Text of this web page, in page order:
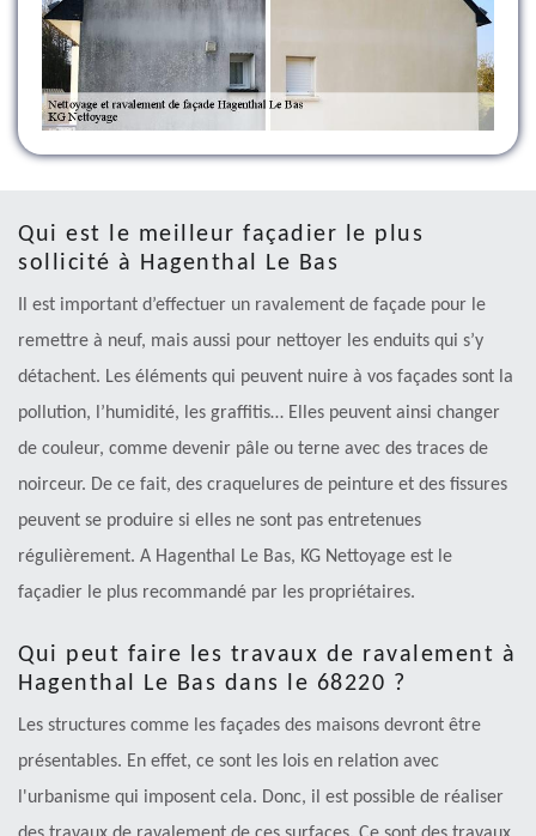
Qui est le meilleur façadier le plus
sollicité à Hagenthal Le Bas
Il est important d’effectuer un ravalement de façade pour le
remettre à neuf, mais aussi pour nettoyer les enduits qui s’y
détachent. Les éléments qui peuvent nuire à vos façades sont la
pollution, l’humidité, les graffitis… Elles peuvent ainsi changer
de couleur, comme devenir pâle ou terne avec des traces de
noirceur. De ce fait, des craquelures de peinture et des fissures
peuvent se produire si elles ne sont pas entretenues
régulièrement. A Hagenthal Le Bas, KG Nettoyage est le
façadier le plus recommandé par les propriétaires.
Qui peut faire les travaux de ravalement à
Hagenthal Le Bas dans le 68220 ?
Les structures comme les façades des maisons devront être
présentables. En effet, ce sont les lois en relation avec
l'urbanisme qui imposent cela. Donc, il est possible de réaliser